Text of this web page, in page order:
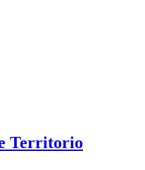
Territorio